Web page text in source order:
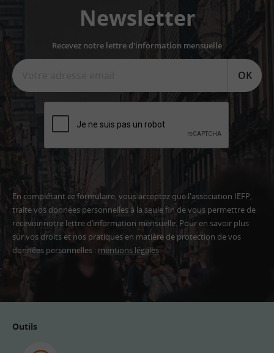
Newsletter
Recevez notre lettre d'information mensuelle
OK
En complétant ce formulaire, vous acceptez que l'association IEFP,
traite vos données personnelles à la seule fin de vous permettre de
recevoir notre lettre d’information mensuelle. Pour en savoir plus
sur vos droits et nos pratiques en matière de protection de vos
données personnelles : mentions légales
Outils